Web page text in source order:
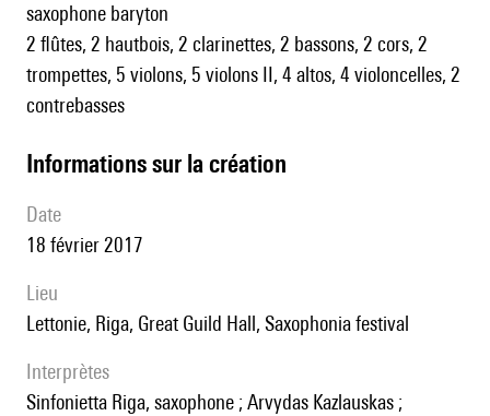
saxophone baryton
2 flûtes, 2 hautbois, 2 clarinettes, 2 bassons, 2 cors, 2
trompettes, 5 violons, 5 violons II, 4 altos, 4 violoncelles, 2
contrebasses
informations sur la création
date
18 février 2017
lieu
Lettonie, Riga, Great Guild Hall, Saxophonia festival
interprètes
Sinfonietta Riga, saxophone ; Arvydas Kazlauskas ;